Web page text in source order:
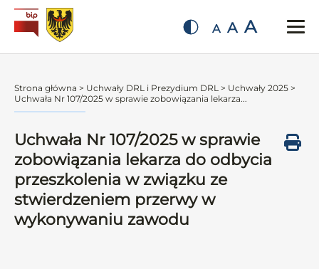
A A A
Strona główna > Uchwały DRL i Prezydium DRL > Uchwały 2025 >
Uchwała Nr 107/2025 w sprawie zobowiązania lekarza...
Uchwała Nr 107/2025 w sprawie
zobowiązania lekarza do odbycia
przeszkolenia w związku ze
stwierdzeniem przerwy w
wykonywaniu zawodu